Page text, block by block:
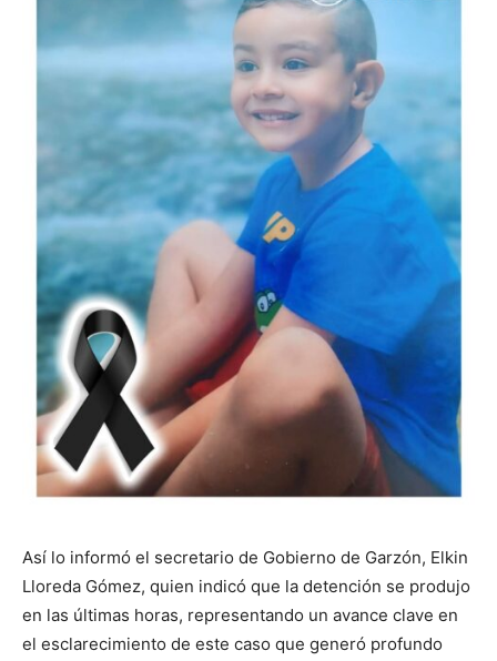
Así lo informó el secretario de Gobierno de Garzón, Elkin
Lloreda Gómez, quien indicó que la detención se produjo
en las últimas horas, representando un avance clave en
el esclarecimiento de este caso que generó profundo